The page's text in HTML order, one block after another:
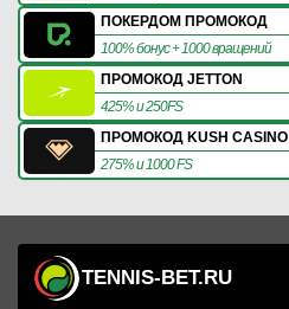
ПОКЕРДОМ ПРОМОКОД
100% бонус + 1000 вращений
ПРОМОКОД JETTON
425% и 250FS
ПРОМОКОД KUSH CASINO
275% и 1000 FS
TENNIS-BET.RU